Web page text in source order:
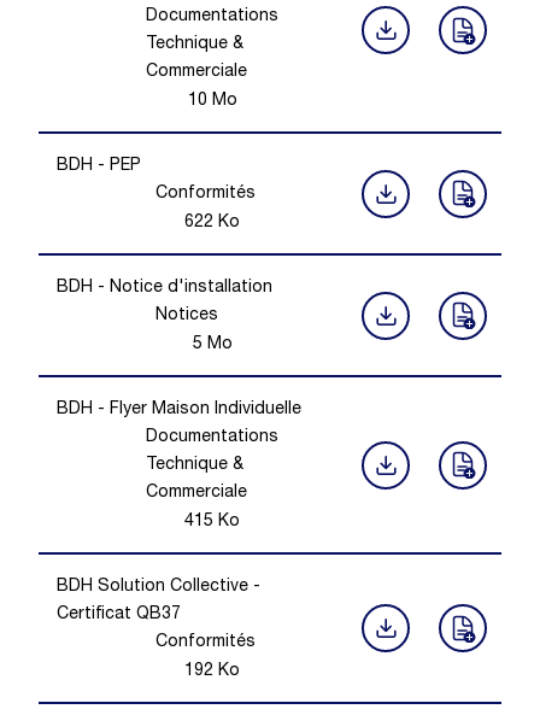
Documentations
Technique &
Commerciale
10 Mo
BDH - PEP
Conformités
622 Ko
BDH - Notice d'installation
Notices
5 Mo
BDH - Flyer Maison Individuelle
Documentations
Technique &
Commerciale
415 Ko
BDH Solution Collective -
Certificat QB37
Conformités
192 Ko